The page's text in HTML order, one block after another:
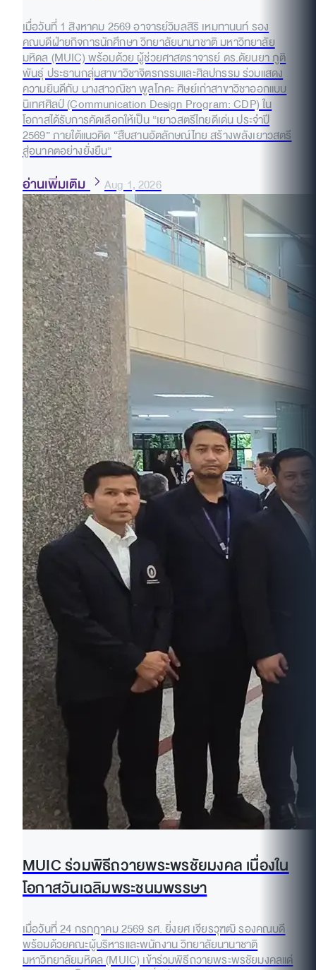
เมื่อวันที่ 1 สิงหาคม 2569 อาจารย์วิมลสิริ เหมทานนท์ รอง
คณบดีฝ่ายกิจการนักศึกษา วิทยาลัยนานาชาติ มหาวิทยาลัย
มหิดล (MUIC) พร้อมด้วย ผู้ช่วยศาสตราจารย์ ดร.ดัยนยา ภูติ
พันธุ์ ประธานกลุ่มสาขาวิชาจิตรกรรมและศิลปกรรม ร่วมแสดง
ความยินดีกับ นางสาวณิชา พูลโภคะ ศิษย์เก่าสาขาวิชาออกแบบ
นิเทศศิลป์ (Communication Design Program: CDP) ใน
โอกาสได้รับการคัดเลือกให้เป็น “เยาวสตรีไทยดีเด่น ประจำปี
2569” ภายใต้แนวคิด “สืบสานอัตลักษณ์ไทย สร้างพลังเยาวสตรี
สู่อนาคตอย่างยั่งยืน”
อ่านเพิ่มเติม Aug 1, 2026
MUIC ร่วมพิธีถวายพระพรชัยมงคล เนื่องใน
โอกาสวันเฉลิมพระชนมพรรษา
เมื่อวันที่ 24 กรกฎาคม 2569 รศ. ยิ่งยศ เจียรวุฑฒิ รองคณบดี
พร้อมด้วยคณะผู้บริหารและพนักงาน วิทยาลัยนานาชาติ
มหาวิทยาลัยมหิดล (MUIC) เข้าร่วมพิธีถวายพระพรชัยมงคลแด่